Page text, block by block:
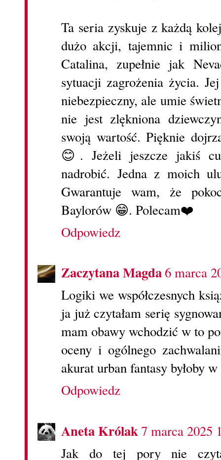
Ta seria zyskuje z każdą
dużo akcji, tajemnic i
Catalina, zupełnie jak
sytuacji zagrożenia życia.
niebezpieczny, ale umie
nie jest zlękniona
swoją wartość. Pięknie
😊. Jeżeli jeszcze jakiś
nadrobić. Jedna z moich
Gwarantuje wam, że
Baylorów 😁. Polecam❤️
Odpowiedz
Zaczytana Magda6 marca
Logiki we współczesnych
ja już czytałam serię
mam obawy wchodzić w to
oceny i ogólnego
akurat urban fantasy byłoby
Odpowiedz
Aneta Królak7 marca 2025
Jak do tej pory nie